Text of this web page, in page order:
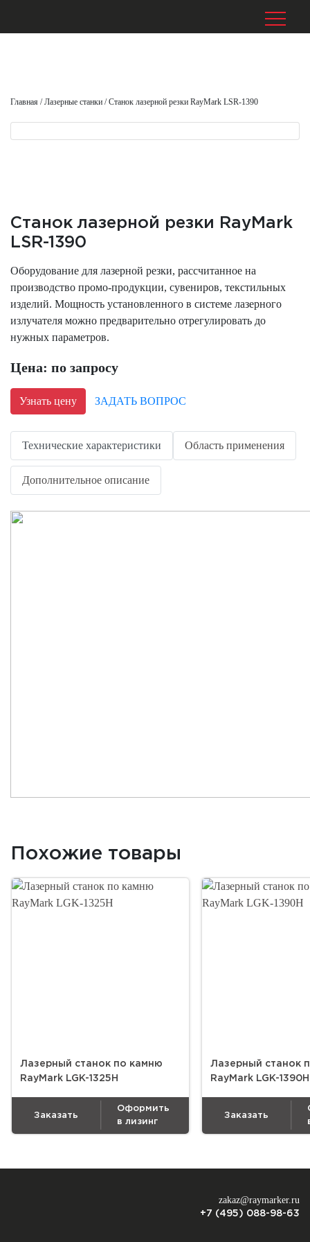
Главная / Лазерные станки / Станок лазерной резки RayMark LSR-1390
Станок лазерной резки RayMark
LSR-1390
Оборудование для лазерной резки, рассчитанное на
производство промо-продукции, сувениров, текстильных
изделий. Мощность установленного в системе лазерного
излучателя можно предварительно отрегулировать до
нужных параметров.
Цена: по запросу
Узнать цену ЗАДАТЬ ВОПРОС
Технические характеристики Область применения
Дополнительное описание
Похожие товары
Лазерный станок по камню
RayMark LGK-1325H
Заказать
Оформить
в лизинг
Лазерный станок
RayMark LGK-1390H
Заказать
zakaz@raymarker.ru
+7 (495) 088-98-63